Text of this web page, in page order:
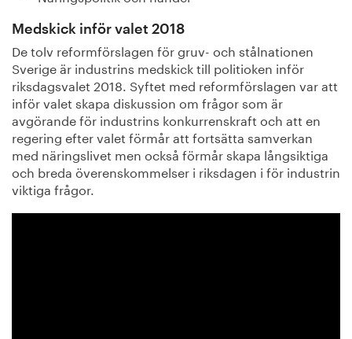
Medskick inför valet 2018
De tolv reformförslagen för gruv- och stålnationen
Sverige är industrins medskick till politioken inför
riksdagsvalet 2018. Syftet med reformförslagen var att
inför valet skapa diskussion om frågor som är
avgörande för industrins konkurrenskraft och att en
regering efter valet förmår att fortsätta samverkan
med näringslivet men också förmår skapa långsiktiga
och breda överenskommelser i riksdagen i för industrin
viktiga frågor.